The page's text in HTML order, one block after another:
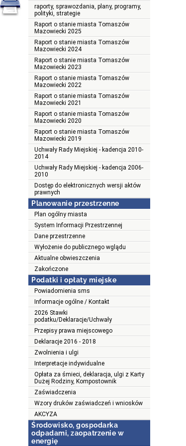
raporty, sprawozdania, plany, programy,
polityki, strategie
Raport o stanie miasta Tomaszów
Mazowiecki 2025
Raport o stanie miasta Tomaszów
Mazowiecki 2024
Raport o stanie miasta Tomaszów
Mazowiecki 2023
Raport o stanie miasta Tomaszów
Mazowiecki 2022
Raport o stanie miasta Tomaszów
Mazowiecki 2021
Raport o stanie miasta Tomaszów
Mazowiecki 2020
Raport o stanie miasta Tomaszów
Mazowiecki 2019
Uchwały Rady Miejskiej - kadencja 2010-
2014
Uchwały Rady Miejskiej - kadencja 2006-
2010
Dostęp do elektronicznych wersji aktów
prawnych
Planowanie przestrzenne
Plan ogólny miasta
System Informacji Przestrzennej
Dane przestrzenne
Wyłożenie do publicznego wglądu
Aktualne obwieszczenia
Zakończone
Podatki i opłaty miejske
Powiadomienia sms
Informacje ogólne / Kontakt
2026 Stawki
podatku/Deklaracje/Uchwały
Przepisy prawa miejscowego
Deklaracje 2016 - 2018
Zwolnienia i ulgi
Interpretacje indywidualne
Opłata za śmieci, deklaracja, ulgi z Karty
Dużej Rodziny, Kompostownik
Zaświadczenia
Wzory druków zaświadczeń i wniosków
AKCYZA
Środowisko, gospodarka
odpadami, zaopatrzenie w
energię